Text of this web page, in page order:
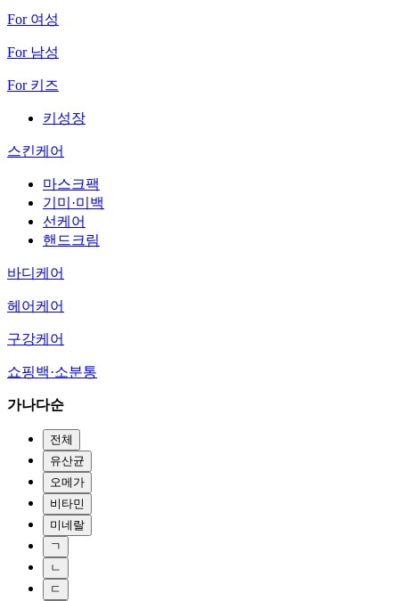
For 여성
For 남성
For 키즈
키성장
스킨케어
마스크팩
기미·미백
선케어
핸드크림
바디케어
헤어케어
구강케어
쇼핑백·소분통
가나다순
전체
유산균
오메가
비타민
미네랄
ㄱ
ㄴ
ㄷ